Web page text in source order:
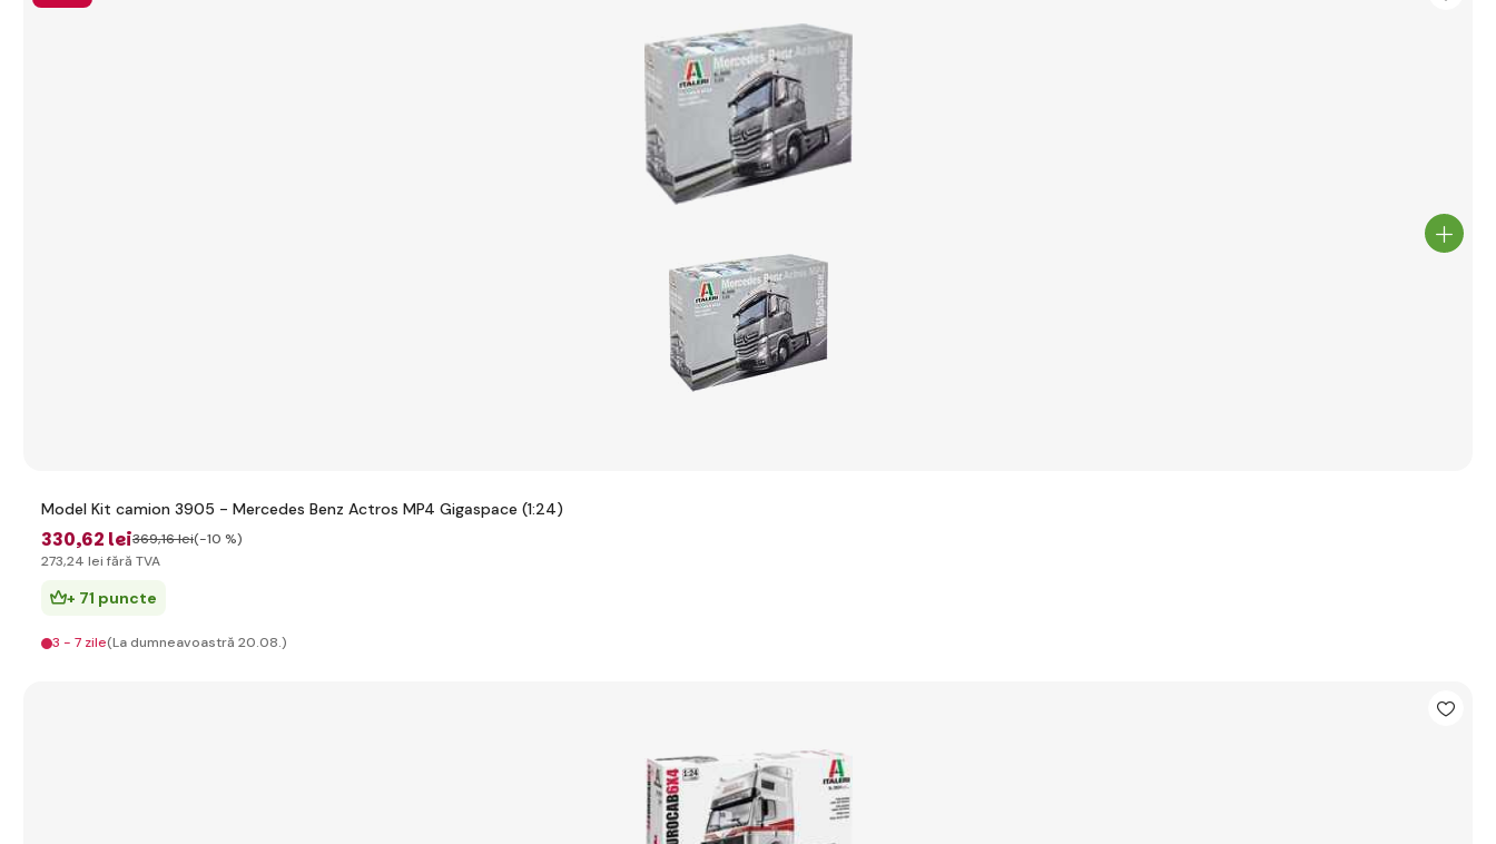
Model Kit camion 3905 - Mercedes Benz Actros MP4 Gigaspace (1:24)
330,62 lei369,16 lei(-10 %)
273,24 lei fără TVA
+ 71 puncte
3 - 7 zile(La dumneavoastră 20.08.)